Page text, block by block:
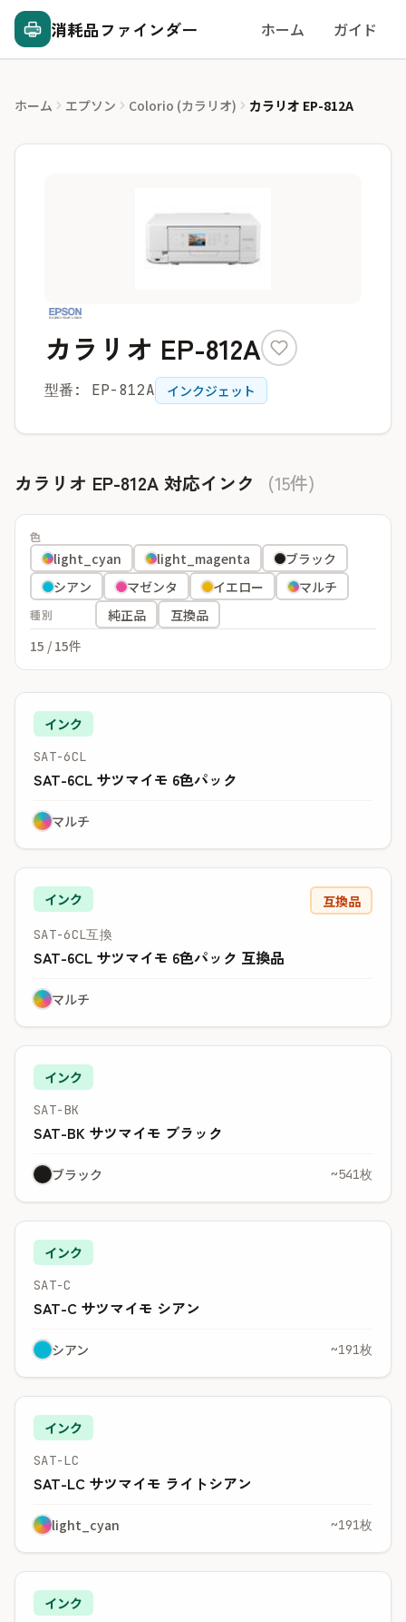
消耗品ファインダー ホーム ガイド
ホーム エプソン Colorio (カラリオ) カラリオ EP-812A
カラリオ EP-812A
型番: EP-812A インクジェット
カラリオ EP-812A 対応インク (15件)
色
light_cyan light_magenta
ブラック
シアン
マゼンタ イエロー マルチ
種別 純正品
互換品
15 / 15件
インク
SAT-6CL
SAT-6CL サツマイモ 6色パック
マルチ
インク 互換品
SAT-6CL互換
SAT-6CL サツマイモ 6色パック 互換品
マルチ
インク
SAT-BK
SAT-BK サツマイモ ブラック
ブラック ~541枚
インク
SAT-C
SAT-C サツマイモ シアン
シアン ~191枚
インク
SAT-LC
SAT-LC サツマイモ ライトシアン
light_cyan ~191枚
インク